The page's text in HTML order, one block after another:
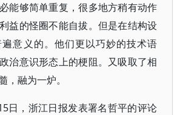
能够简单重复，很多地方稍有动作
益的怪圈不能自拔。但是在结构设
意义的。他们更以巧妙的技术语
治意识形态上的梗阻。又吸取了相
，融为一炉。
日，浙江日报发表署名哲平的评论